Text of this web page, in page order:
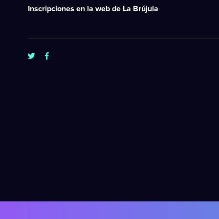
Inscripciones en la web de La Brújula